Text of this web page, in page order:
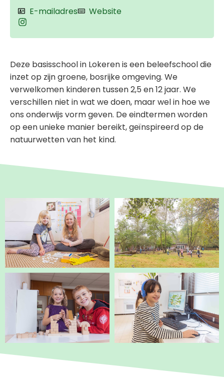
E-mailadres
Website
Deze basisschool in Lokeren is een beleefschool die
inzet op zijn groene, bosrijke omgeving. We
verwelkomen kinderen tussen 2,5 en 12 jaar. We
verschillen niet in wat we doen, maar wel in hoe we
ons onderwijs vorm geven. De eindtermen worden
op een unieke manier bereikt, geïnspireerd op de
natuurwetten van het kind.